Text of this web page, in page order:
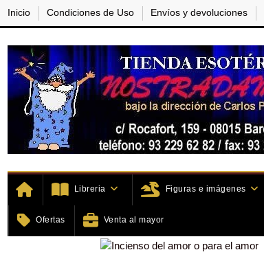
Inicio Condiciones de Uso Envíos y devoluciones
Libreria Figuras e imágenes
Ofertas Venta al mayor